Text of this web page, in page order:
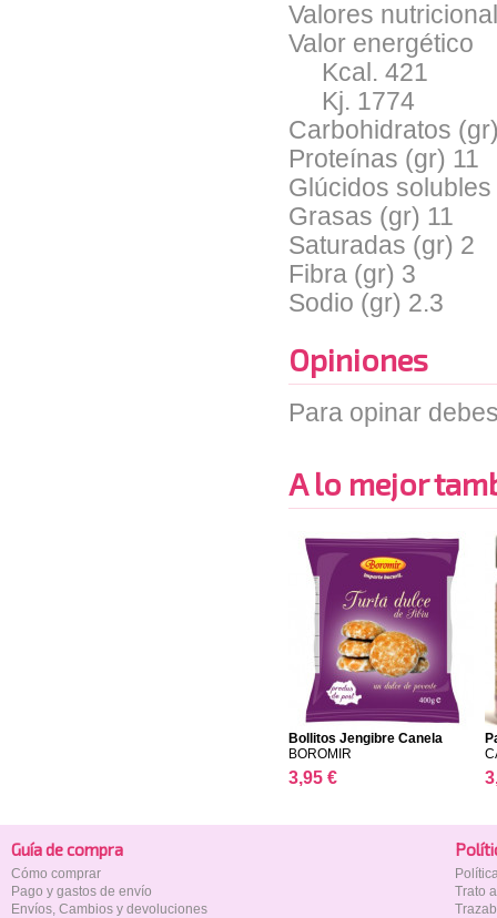
Valores
Valor energético
Kcal. 421
Kj. 1774
Carbohidratos
Proteínas (gr) 11
Glúcidos
Grasas (gr) 11
Saturadas (gr) 2
Fibra (gr) 3
Sodio (gr) 2.3
Opiniones
Para opinar
A lo mejor
Bollitos Jengibre Canela
BOROMIR
3,95 €
Guía de compra
Cómo comprar
Pago y gastos de envío
Envíos, Cambios y devoluciones
Trato